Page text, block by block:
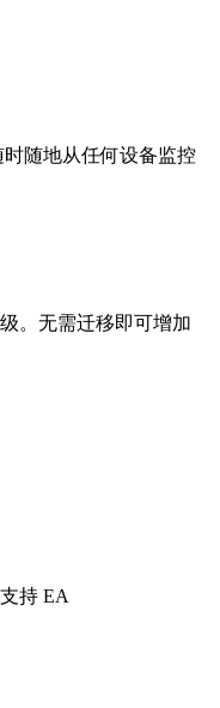
时随地从任何设备监控
。无需迁移即可增加
持 EA